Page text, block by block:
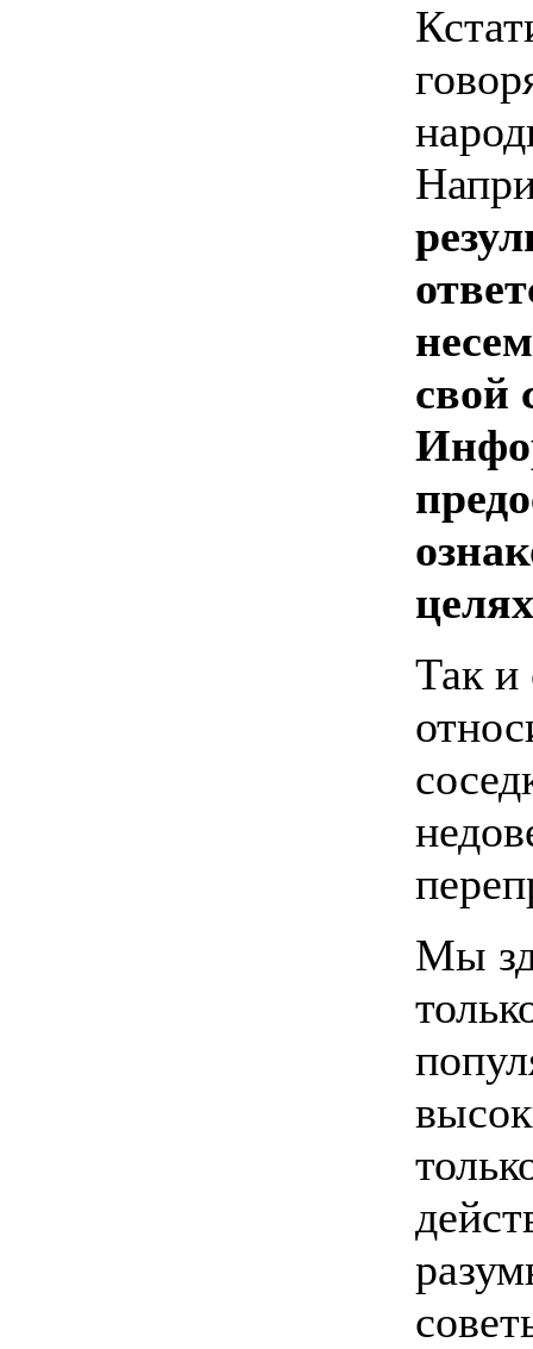
свой
целях
Так и
Мы